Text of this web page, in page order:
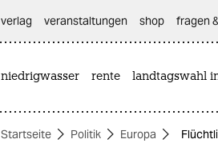
themen
verlag
veranstaltungen shop fragen
niedrigwasser rente landtagswahl
Startseite Politik Europa